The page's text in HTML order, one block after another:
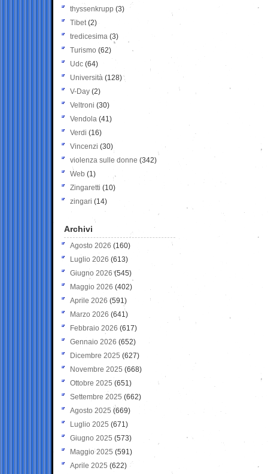
thyssenkrupp (3)
Tibet(2)
tredicesima (3)
Turismo (62)
Udc (64)
Università (128)
V-Day (2)
Veltroni (30)
Vendola (41)
Verdi (16)
Vincenzi (30)
violenza sulle donne (342)
Web (1)
Zingaretti (10)
zingari (14)
Archivi
Agosto 2026 (160)
Luglio 2026 (613)
Giugno 2026 (545)
Maggio 2026 (402)
Aprile 2026 (591)
Marzo 2026 (641)
Febbraio 2026 (617)
Gennaio 2026 (652)
Dicembre 2025 (627)
Novembre 2025 (668)
Ottobre 2025 (651)
Settembre 2025 (662)
Agosto 2025 (669)
Luglio 2025 (671)
Giugno 2025 (573)
Maggio 2025 (591)
Aprile 2025 (622)